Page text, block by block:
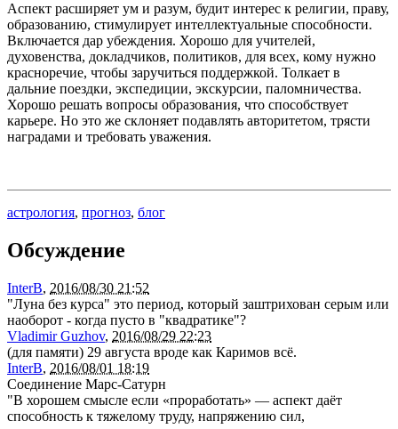
Аспект расширяет ум и разум, будит интерес к религии, праву,
образованию, стимулирует интеллектуальные способности.
Включается дар убеждения. Хорошо для учителей,
духовенства, докладчиков, политиков, для всех, кому нужно
красноречие, чтобы заручиться поддержкой. Толкает в
дальние поездки, экспедиции, экскурсии, паломничества.
Хорошо решать вопросы образования, что способствует
карьере. Но это же склоняет подавлять авторитетом, трясти
наградами и требовать уважения.
астрология, прогноз, блог
Обсуждение
InterB, 2016/08/30 21:52
"Луна без курса" это период, который заштрихован серым или
наоборот - когда пусто в "квадратике"?
Vladimir Guzhov, 2016/08/29 22:23
(для памяти) 29 августа вроде как Каримов всё.
InterB, 2016/08/01 18:19
Соединение Марс-Сатурн
"В хорошем смысле если «проработать» — аспект даёт
способность к тяжелому труду, напряжению сил,